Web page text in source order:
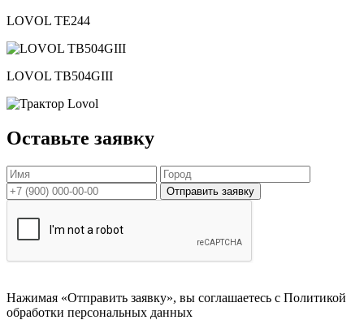
LOVOL TЕ244
LOVOL TB504GIII
Оставьте заявку
Нажимая «Отправить заявку», вы соглашаетесь с Политикой
обработки персональных данных